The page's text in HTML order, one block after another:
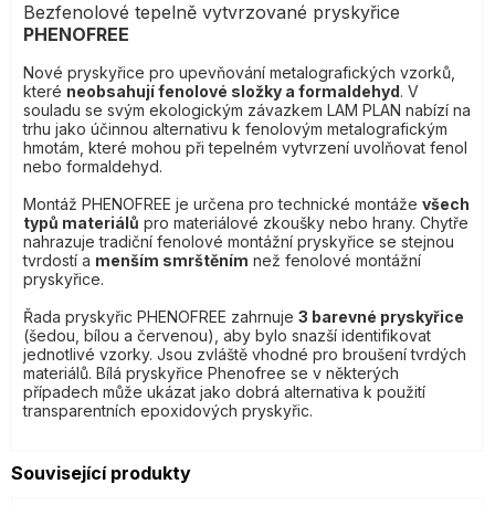
Bezfenolové tepelně vytvrzované pryskyřice
PHENOFREE
Nové pryskyřice pro upevňování metalografických vzorků,
které neobsahují fenolové složky a formaldehyd. V
souladu se svým ekologickým závazkem LAM PLAN nabízí na
trhu jako účinnou alternativu k fenolovým metalografickým
hmotám, které mohou při tepelném vytvrzení uvolňovat fenol
nebo formaldehyd.
Montáž PHENOFREE je určena pro technické montáže všech
typů materiálů pro materiálové zkoušky nebo hrany. Chytře
nahrazuje tradiční fenolové montážní pryskyřice se stejnou
tvrdostí a menším smrštěním než fenolové montážní
pryskyřice.
Řada pryskyřic PHENOFREE zahrnuje 3 barevné pryskyřice
(šedou, bílou a červenou), aby bylo snazší identifikovat
jednotlivé vzorky. Jsou zvláště vhodné pro broušení tvrdých
materiálů. Bílá pryskyřice Phenofree se v některých
případech může ukázat jako dobrá alternativa k použití
transparentních epoxidových pryskyřic.
Související produkty